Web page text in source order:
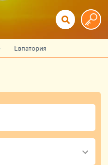
Евпатория